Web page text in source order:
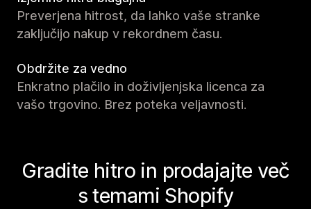
Preverjena hitrost, da lahko vaše stranke
zaključijo nakup v rekordnem času.
Obdržite za vedno
Enkratno plačilo in doživljenjska licenca za
vašo trgovino. Brez poteka veljavnosti.
Gradite hitro in prodajajte več
s temami Shopify